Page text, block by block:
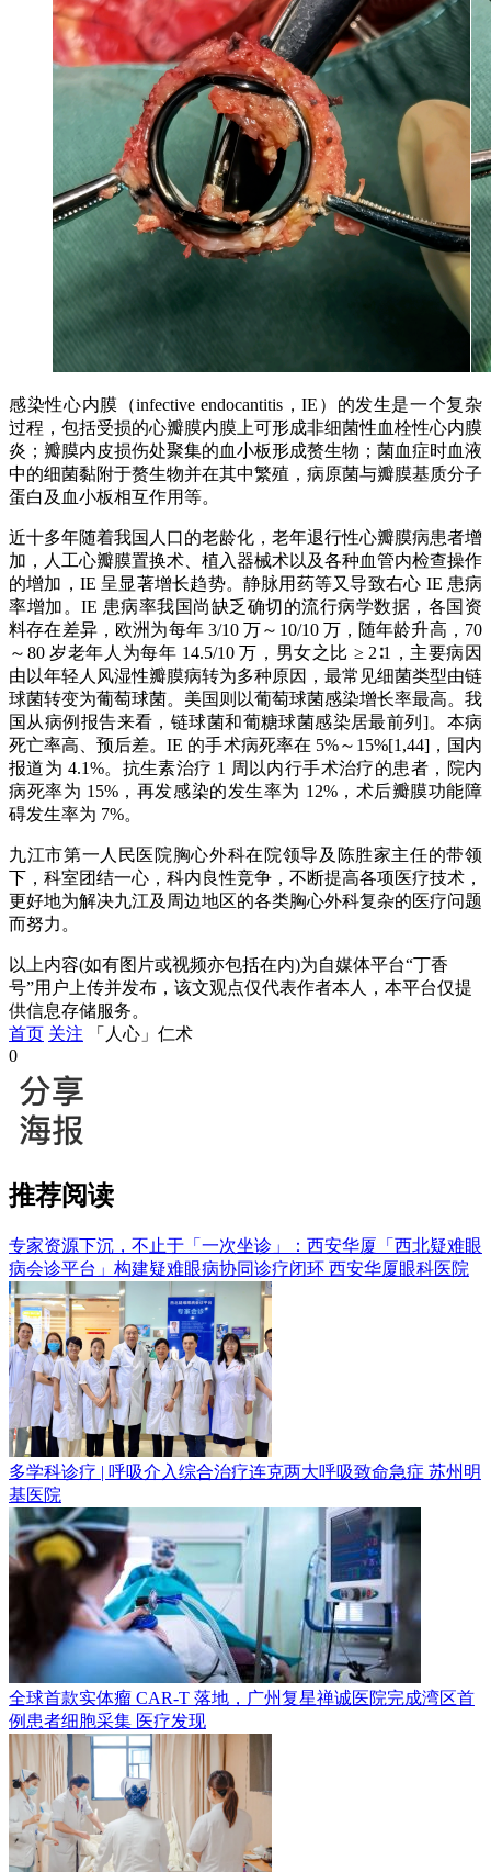
感染性心内膜（infective endocantitis，IE）的发生是一个复杂
过程，包括受损的心瓣膜内膜上可形成非细菌性血栓性心内膜
炎；瓣膜内皮损伤处聚集的血小板形成赘生物；菌血症时血液
中的细菌黏附于赘生物并在其中繁殖，病原菌与瓣膜基质分子
蛋白及血小板相互作用等。
近十多年随着我国人口的老龄化，老年退行性心瓣膜病患者增
加，人工心瓣膜置换术、植入器械术以及各种血管内检查操作
的增加，IE 呈显著增长趋势。静脉用药等又导致右心 IE 患病
率增加。IE 患病率我国尚缺乏确切的流行病学数据，各国资
料存在差异，欧洲为每年 3/10 万～10/10 万，随年龄升高，70
～80 岁老年人为每年 14.5/10 万，男女之比 ≥ 2∶1，主要病因
由以年轻人风湿性瓣膜病转为多种原因，最常见细菌类型由链
球菌转变为葡萄球菌。美国则以葡萄球菌感染增长率最高。我
国从病例报告来看，链球菌和葡糖球菌感染居最前列]。本病
死亡率高、预后差。IE 的手术病死率在 5%～15%[1,44]，国内
报道为 4.1%。抗生素治疗 1 周以内行手术治疗的患者，院内
病死率为 15%，再发感染的发生率为 12%，术后瓣膜功能障
碍发生率为 7%。
九江市第一人民医院胸心外科在院领导及陈胜家主任的带领
下，科室团结一心，科内良性竞争，不断提高各项医疗技术，
更好地为解决九江及周边地区的各类胸心外科复杂的医疗问题
而努力。
以上内容(如有图片或视频亦包括在内)为自媒体平台“丁香
号”用户上传并发布，该文观点仅代表作者本人，本平台仅提
供信息存储服务。
首页 关注
「人心」仁术
0
推荐阅读
专家资源下沉，不止于「一次坐诊」：西安华厦「西北疑难眼
病会诊平台」构建疑难眼病协同诊疗闭环 西安华厦眼科医院
多学科诊疗 | 呼吸介入综合治疗连克两大呼吸致命急症 苏州明
基医院
全球首款实体瘤 CAR-T 落地，广州复星禅诚医院完成湾区首
例患者细胞采集 医疗发现